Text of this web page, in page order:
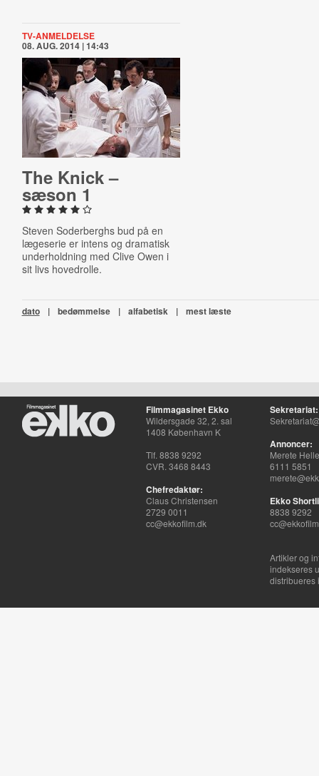
TV-ANMELDELSE
08. AUG. 2014 | 14:43
The Knick –
sæson 1
Steven Soderberghs bud på en
lægeserie er intens og dramatisk
underholdning med Clive Owen i
sit livs hovedrolle.
dato | bedømmelse | alfabetisk | mest læste
Filmmagasinet Ekko
Wildersgade 32, 2. sal
1408 København K
Tlf. 8838 9292
CVR. 3468 8443
Chefredaktør:
Claus Christensen
2729 0011
cc@ekkofilm.dk
Sekretariat:
Annoncer:
Merete
6111 5851
Ekko
8838 9292
Artikler og
indekseres
distribueres